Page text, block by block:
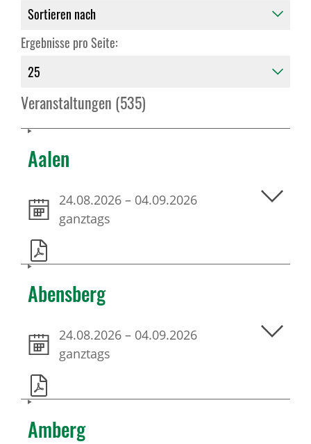
Ergebnisse pro Seite:
Veranstaltungen (535)
Aalen
24.08.2026 – 04.09.2026
ganztags
Abensberg
24.08.2026 – 04.09.2026
ganztags
Amberg